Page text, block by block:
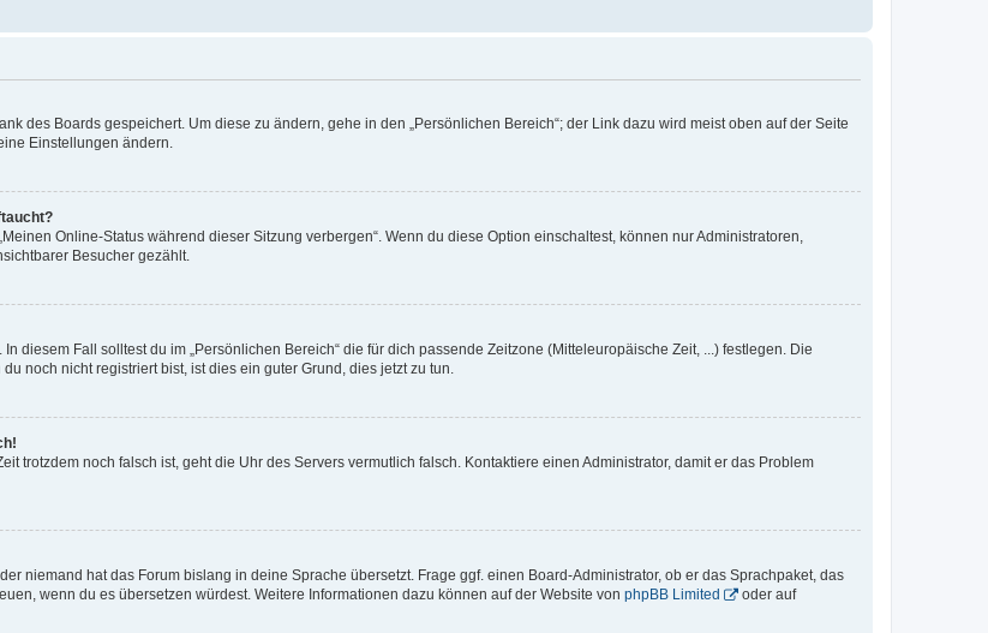
des Boards gespeichert. Um diese zu ändern, gehe in den „Persönlichen Bereich“; der Link dazu wird meist oben auf der Seite
Einstellungen ändern.
Online-Status während dieser Sitzung verbergen“. Wenn du diese Option einschaltest, können nur Administratoren,
Besucher gezählt.
diesem Fall solltest du im „Persönlichen Bereich“ die für dich passende Zeitzone (Mitteleuropäische Zeit, ...) festlegen. Die
noch nicht registriert bist, ist dies ein guter Grund, dies jetzt zu tun.
trotzdem noch falsch ist, geht die Uhr des Servers vermutlich falsch. Kontaktiere einen Administrator, damit er das Problem
niemand hat das Forum bislang in deine Sprache übersetzt. Frage ggf. einen Board-Administrator, ob er das Sprachpaket, das
wenn du es übersetzen würdest. Weitere Informationen dazu können auf der Website von phpBB Limited
oder auf